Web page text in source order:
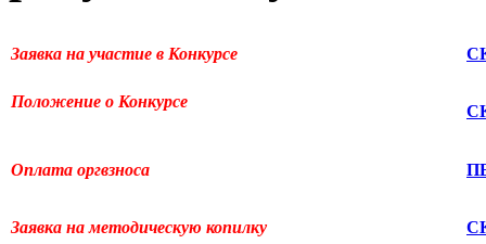
Заявка на участие в Конкурсе
Положение о Конкурсе
Оплата оргвзноса
Заявка на методическую копилку